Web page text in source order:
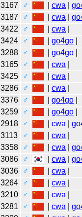
3167 ♂ |cwa |
3187 ♂ |cwa |
3422 ♂ |cwa
3424 ♂ |go4go
3288 ♂ |go4go
3165 ♂ |cwa
3425 ♂ |cwa
3286 ♂ |cwa
3376 ♂ |go4go
3259 ♂ |go4go
2918 ♂ |cwa |
3113 ♂ |cwa
3358 ♂ |cwa |
3086 ♂ |cwa |
3036 ♂ |cwa
3264 ♂ |cwa
3210 ♂ |cwa
3281 ♂ |cwa |